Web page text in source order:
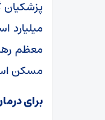
معظم
مسکن
برای